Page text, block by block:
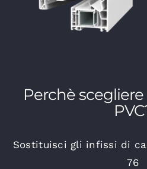
Perchè
Sostituisci gli infissi di
76